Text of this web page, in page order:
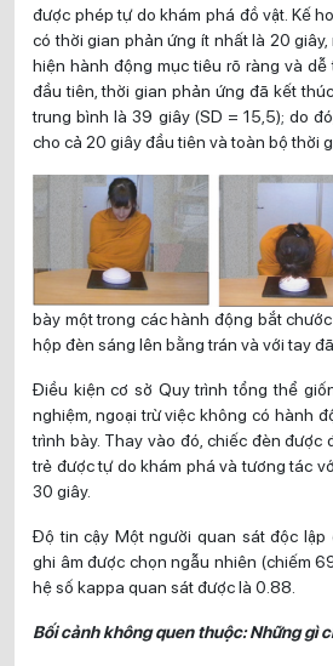
được phép tự do khám phá đồ vật. Kế
có thời gian phản ứng ít nhất là 20
hiện hành động mục tiêu rõ ràng và
đầu tiên, thời gian phản ứng đã kết
trung bình là 39 giây (SD = 15,5); do
cho cả 20 giây đầu tiên và toàn bộ thời
bày một trong các hành động bắt
hộp đèn sáng lên bằng trán và với tay
Điều kiện cơ sở Quy trình tổng thể
nghiệm, ngoại trừ việc không có hành
trình bày. Thay vào đó, chiếc đèn được
trẻ được tự do khám phá và tương tác
30 giây.
Độ tin cậy Một người quan sát độc lập
ghi âm được chọn ngẫu nhiên (chiếm
hệ số kappa quan sát được là 0.88.
Bối cảnh không quen thuộc: Những gì